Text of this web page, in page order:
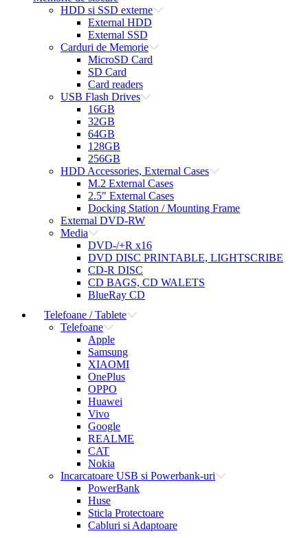
HDD si SSD externe
External HDD
External SSD
Carduri de Memorie
MicroSD Card
SD Card
Card readers
USB Flash Drives
16GB
32GB
64GB
128GB
256GB
HDD Accessories, External Cases
M.2 External Cases
2.5" External Cases
Docking Station / Mounting Frame
External DVD-RW
Media
DVD-/+R x16
DVD DISC PRINTABLE, LIGHTSCRIBE
CD-R DISC
CD BAGS, CD WALETS
BlueRay CD
Telefoane / Tablete
Telefoane
Apple
Samsung
XIAOMI
OnePlus
OPPO
Huawei
Vivo
Google
REALME
CAT
Nokia
Incarcatoare USB si Powerbank-uri
PowerBank
Huse
Sticla Protectoare
Cabluri si Adaptoare